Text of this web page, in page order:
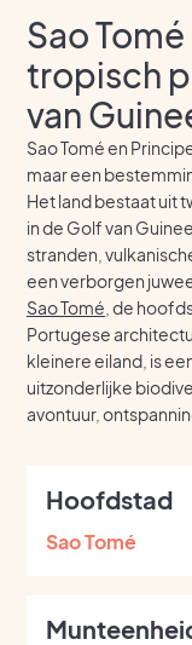
Sao
tropisch
van
Sao Tomé en
maar een
Het land bestaat uit
in de Golf van
stranden,
een verborgen
Sao Tomé , de
Portugese
kleinere eiland, is
uitzonderlijke
avontuur,
Hoofdstad
Sao Tomé